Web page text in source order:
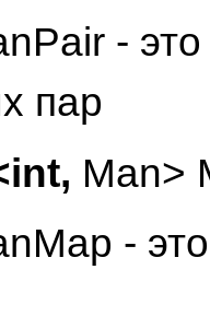
- это
пар
Man>
-